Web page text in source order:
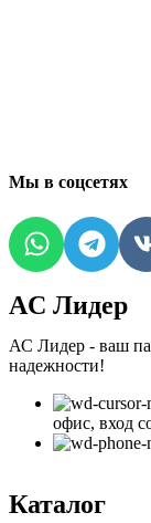
Мы в соцсетях
AC Лидер
АС Лидер - ваш
надежности!
офис, вход
Каталог